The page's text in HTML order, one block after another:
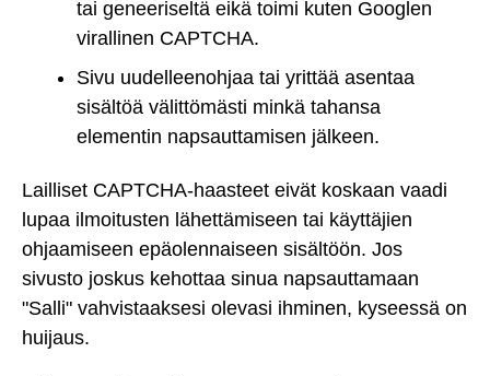
tai geneeriseltä eikä toimi kuten Googlen
virallinen CAPTCHA.
Sivu uudelleenohjaa tai yrittää asentaa
sisältöä välittömästi minkä tahansa
elementin napsauttamisen jälkeen.
Lailliset CAPTCHA-haasteet eivät koskaan vaadi
lupaa ilmoitusten lähettämiseen tai käyttäjien
ohjaamiseen epäolennaiseen sisältöön. Jos
sivusto joskus kehottaa sinua napsauttamaan
"Salli" vahvistaaksesi olevasi ihminen, kyseessä on
huijaus.